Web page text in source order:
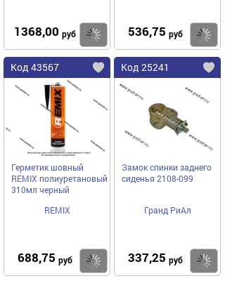
1368,00 руб Купить
536,75 руб
Код 43567
Герметик шовный
REMIX полиуретановый
310мл черный
REMIX
688,75 руб Купить
Код 25241
Замок спинки заднего
сиденья 2108-099
Гранд РиАл
337,25 руб